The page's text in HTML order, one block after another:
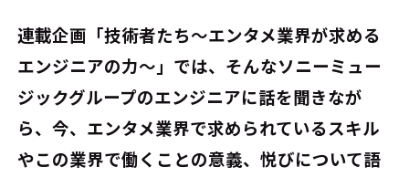
連載企画「技術者たち～エンタメ業界が求める
エンジニアの力～」では、そんなソニーミュー
ジックグループのエンジニアに話を聞きなが
ら、今、エンタメ業界で求められているスキル
やこの業界で働くことの意義、悦びについて語